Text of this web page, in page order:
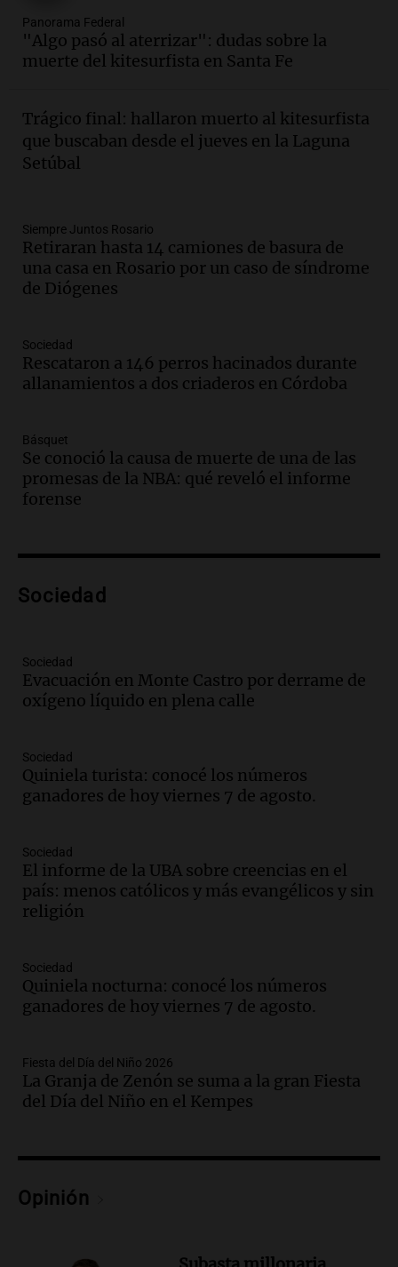
edificios y proyecta una casa del
estudiante con 48 municipios
involucrados
Episodios
Audio.1° gol de Rosario Central a
Aldosivi (Zalazar en contra) - relato
Gato Greco
Audio.Recomendaciones de vino
bonarda para disfrutar el fin de semana
en Mendoza
Panorama Federal
Audio.
en la Sociedad Rural de Bulaya con
actividades para toda la familia
Audio.
edificios y una casa del estudiante para
jóvenes de la región
Panorama Federal
Audio.Preparativos finales para la gran
Bulaya este sábado
Audio.
Congreso y evacuación por derrame de
oxígeno en Montecastro
Audio.
Río Gallegos reporta frío extremo
y llega avión para escuelas de la décima
brigada aérea
Episodios
Audio. La justicia reconoce al COVID
como enfermedad laboral tras la muerte
de un docente
Audio. Aumento de tarifas de luz en San
Luis a partir de agosto por nueva
regulación de la energía
Episodios
Audio.Gabriela Irrazábal: “Un 35,5% de
la población del país fue a templos a
Episodios
Audio.
sobre la muerte del kitesurfista en
Panorama Federal
"Algo pasó al aterrizar": dudas sobre la
muerte del kitesurfista en Santa Fe
Trágico final: hallaron muerto al kitesurfista
que buscaban desde el jueves en la Laguna
Setúbal
Siempre Juntos Rosario
Retiraran hasta 14 camiones de basura de
una casa en Rosario por un caso de síndrome
de Diógenes
Sociedad
Rescataron a 146 perros hacinados durante
allanamientos a dos criaderos en Córdoba
Básquet
Se conoció la causa de muerte de una de las
promesas de la NBA: qué reveló el informe
forense
Sociedad
Sociedad
Evacuación en Monte Castro por derrame de
oxígeno líquido en plena calle
Sociedad
Quiniela turista: conocé los números
ganadores de hoy viernes 7 de agosto.
Sociedad
El informe de la UBA sobre creencias en el
país: menos católicos y más evangélicos y sin
religión
Sociedad
Quiniela nocturna: conocé los números
ganadores de hoy viernes 7 de agosto.
Fiesta del Día del Niño 2026
La Granja de Zenón se suma a la gran Fiesta
del Día del Niño en el Kempes
Opinión